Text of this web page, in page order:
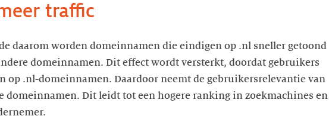
traffic
daarom worden domeinnamen die eindigen op .nl sneller getoond
domeinnamen. Dit effect wordt versterkt, doordat gebruikers
.nl-domeinnamen. Daardoor neemt de gebruikersrelevantie van
domeinnamen. Dit leidt tot een hogere ranking in zoekmachines en